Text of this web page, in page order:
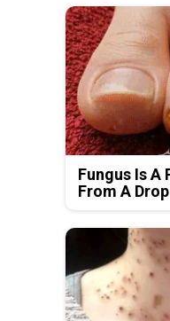
Fungus Is A
From A